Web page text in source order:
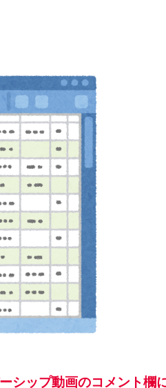
シップ動画のコメント欄